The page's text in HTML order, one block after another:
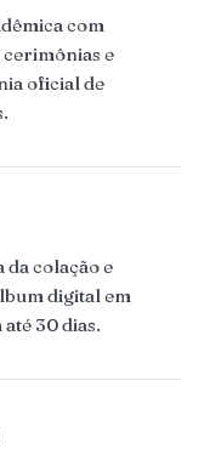
com
e
oficial de
colação e
digital em
30 dias.